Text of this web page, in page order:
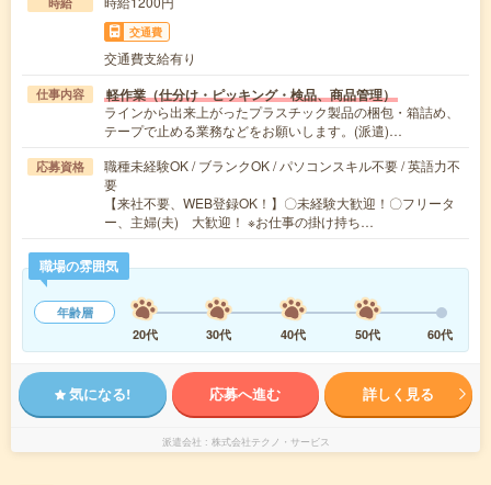
交通費
交通費支給有り
仕事内容 軽作業（仕分け・ピッキング・検品、商品管理）
ラインから出来上がったプラスチック製品の梱包・箱詰め、
テープで止める業務などをお願いします。(派遣)…
応募資格
職種未経験OK / ブランクOK / パソコンスキル不要 / 英語力不
要
【来社不要、WEB登録OK！】〇未経験大歓迎！〇フリータ
ー、主婦(夫) 大歓迎！ ※お仕事の掛け持ち…
職場の雰囲気
年齢層
20代
30代 40代 50代 60代
気になる! 応募へ進む 詳しく見る
派遣会社 株式会社テクノ・サービス